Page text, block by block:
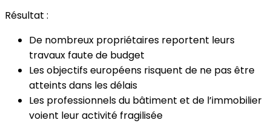
Résultat :
De nombreux propriétaires reportent leurs
travaux faute de budget
Les objectifs européens risquent de ne pas être
atteints dans les délais
Les professionnels du bâtiment et de l’immobilier
voient leur activité fragilisée